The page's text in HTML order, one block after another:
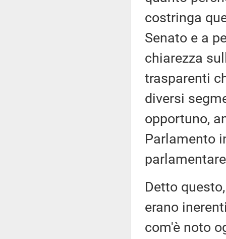
costringa
Senato e a
chiarezza
trasparenti
diversi
opportuno,
Parlamento
Detto
erano
com'è noto